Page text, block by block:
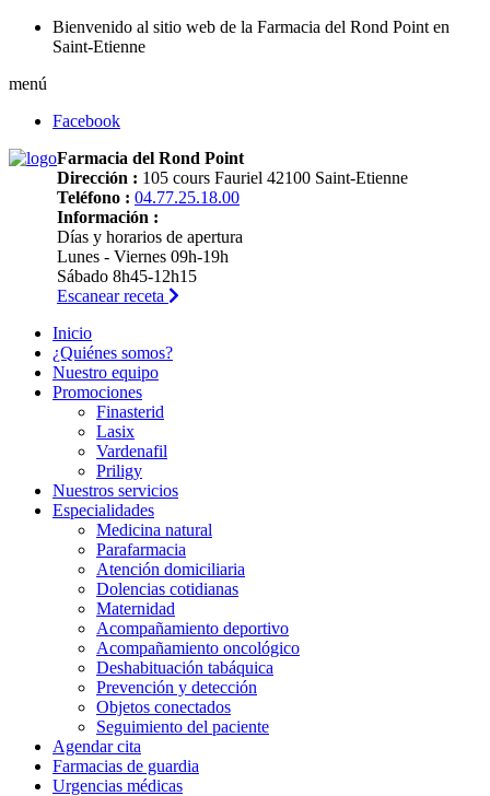
Bienvenido al sitio web de la Farmacia del Rond Point en
Saint-Etienne
menú
Facebook
Farmacia del Rond Point
Dirección : 105 cours Fauriel 42100 Saint-Etienne
Teléfono : 04.77.25.18.00
Información :
Días y horarios de apertura
Lunes - Viernes 09h-19h
Sábado 8h45-12h15
Escanear receta
Inicio
¿Quiénes somos?
Nuestro equipo
Promociones
Finasterid
Lasix
Vardenafil
Priligy
Nuestros servicios
Especialidades
Medicina natural
Parafarmacia
Atención domiciliaria
Dolencias cotidianas
Maternidad
Acompañamiento deportivo
Acompañamiento oncológico
Deshabituación tabáquica
Prevención y detección
Objetos conectados
Seguimiento del paciente
Agendar cita
Farmacias de guardia
Urgencias médicas